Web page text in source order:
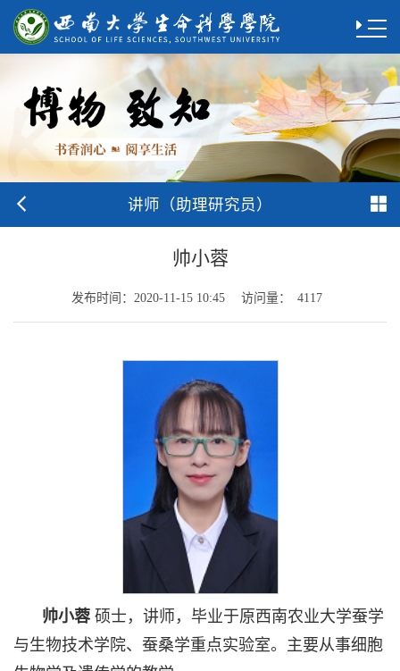
讲师（助理研究员）
帅小蓉
发布时间： 2020-11-15 10:45 访问量： 4117
帅小蓉 硕士，讲师，毕业于原西南农业大学蚕学
与生物技术学院、蚕桑学重点实验室。主要从事细胞